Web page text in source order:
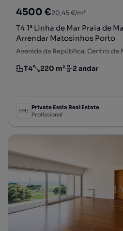
4500 €20,45 €/m²
T4 1ª Linha de Mar Praia de
Arrendar Matosinhos Porto
Tipologia
T4
Preço por metro quadrado
220 m²
Andar 2 andar
Private Essia Real Estate
Profissional